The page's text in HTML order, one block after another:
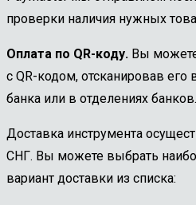
проверки наличия нужных
Оплата по QR-коду. Вы
с QR-кодом, отсканировав
банка или в отделениях банков.
Доставка инструмента
СНГ. Вы можете выбрать
вариант доставки из списка: